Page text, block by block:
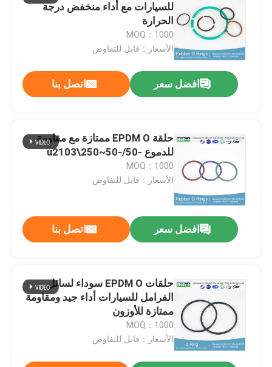
منزل
أشرطة فيديو
حول بنا
للسيارات مع أداء منخفض درجة
الحرارة
MOQ：1000
الأسعار：قابل للتفاوض
افضل سعر اتصل بنا
حلقة EPDM O ممتازة مع مقاومة
للدموع -50/-50~250\u2103
MOQ：1000
الأسعار：قابل للتفاوض
افضل سعر اتصل بنا
حلقات EPDM O سوداء لسائل
الفرامل للسيارات أداء جيد ومقاومة
ممتازة للأوزون
MOQ：1000
الأسعار：قابل للتفاوض